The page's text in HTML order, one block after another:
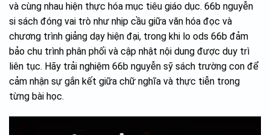
và cùng nhau hiện thực hóa mục tiêu giáo dục. 66b nguyễn
si sách đóng vai trò như nhịp cầu giữa văn hóa đọc và
chương trình giảng dạy hiện đại, trong khi lo ods 66b đảm
bảo chu trình phân phối và cập nhật nội dung được duy trì
liên tục. Hãy trải nghiệm 66b nguyễn sỹ sách trường con để
cảm nhận sự gắn kết giữa chữ nghĩa và thực tiễn trong
từng bài học.